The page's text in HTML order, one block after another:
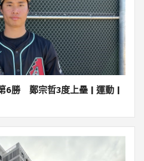
6勝 鄭宗哲3度上壘 | 運動 |